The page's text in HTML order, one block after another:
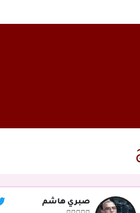
صبري هاشم